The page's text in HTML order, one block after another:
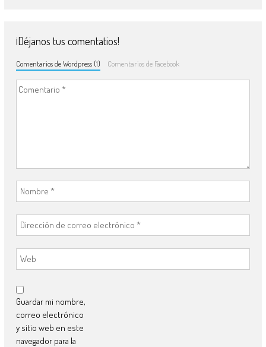
¡Déjanos tus comentatios!
Comentarios de Wordpress (1) Comentarios de Facebook
Guardar mi nombre,
correo electrónico
y sitio web en este
navegador para la